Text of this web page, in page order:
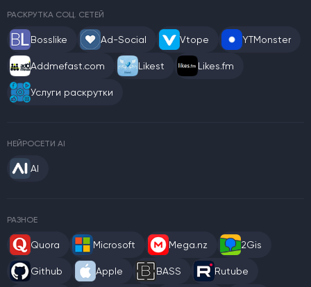
РАСКРУТКА СОЦ. СЕТЕЙ
Bosslike Ad-Social Vtope YTMonster
Addmefast.com Likest Likes.fm
Услуги раскрутки
НЕЙРОСЕТИ AI
AI
РАЗНОЕ
Quora Microsoft Mega.nz 2Gis
Github Apple BASS Rutube